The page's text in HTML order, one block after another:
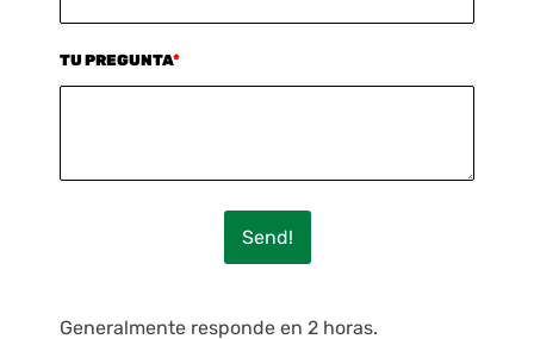
TU PREGUNTA*
Send!
Generalmente responde en 2 horas.